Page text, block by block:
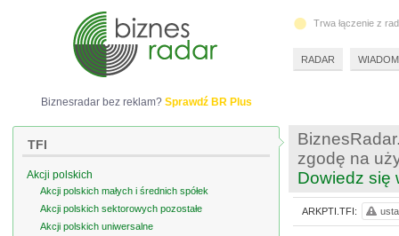
zgodę na
Dowiedz się
ARKPTI.TFI:
Biznesradar bez reklam? Sprawdź BR Plus
TFI
Akcji polskich
Akcji polskich małych i średnich spółek
Akcji polskich sektorowych pozostałe
Akcji polskich uniwersalne
Trwa łączenie z
RADAR